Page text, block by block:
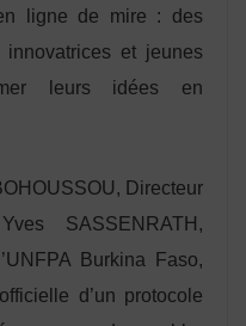
ligne de mire : des
innovatrices et jeunes
leurs idées en
Directeur
SASSENRATH,
Burkina Faso,
d’un protocole